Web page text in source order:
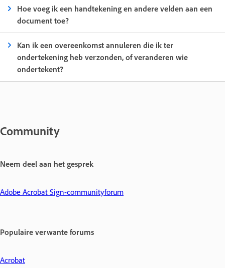
Hoe voeg ik een handtekening en andere velden aan een
document toe?
Kan ik een overeenkomst annuleren die ik ter
ondertekening heb verzonden, of veranderen wie
ondertekent?
Community
Neem deel aan het gesprek
Adobe Acrobat Sign-communityforum
Populaire verwante forums
Acrobat